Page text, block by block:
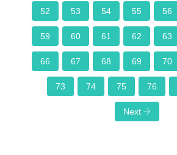
52 53 54 55 56
59 60 61 62 63
66 67 68 69 70
73 74 75 76
Next